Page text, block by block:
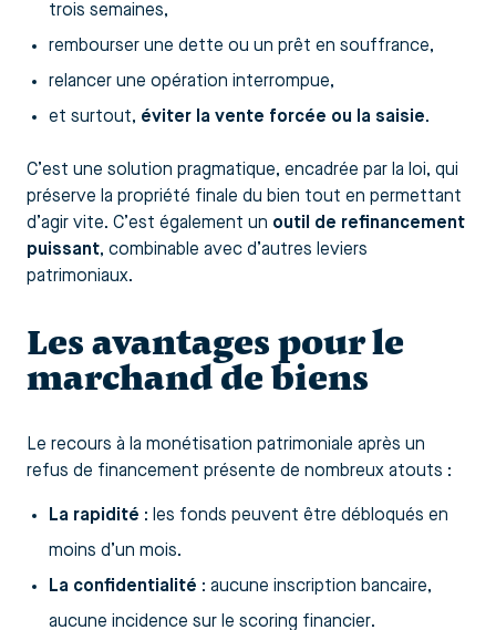
trois semaines,
rembourser une dette ou un prêt en souffrance,
relancer une opération interrompue,
et surtout, éviter la vente forcée ou la saisie.
C’est une solution pragmatique, encadrée par la loi, qui
préserve la propriété finale du bien tout en permettant
d’agir vite. C’est également un outil de refinancement
puissant, combinable avec d’autres leviers
patrimoniaux.
Les avantages pour le
marchand de biens
Le recours à la monétisation patrimoniale après un
refus de financement présente de nombreux atouts :
La rapidité : les fonds peuvent être débloqués en
moins d’un mois.
La confidentialité : aucune inscription bancaire,
aucune incidence sur le scoring financier.